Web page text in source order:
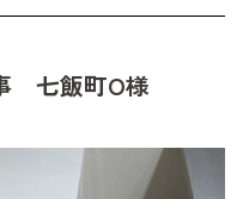
七飯町O様